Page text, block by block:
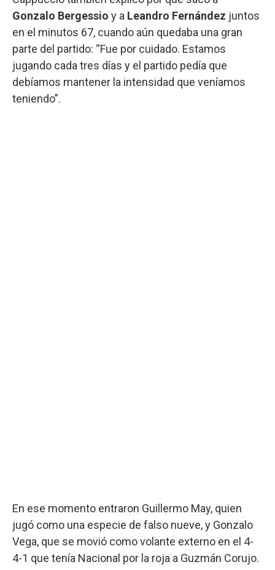
Gonzalo Bergessio y a Leandro Fernández juntos
en el minutos 67, cuando aún quedaba una gran
parte del partido: “Fue por cuidado. Estamos
jugando cada tres días y el partido pedía que
debíamos mantener la intensidad que veníamos
teniendo”.
En ese momento entraron Guillermo May, quien
jugó como una especie de falso nueve, y Gonzalo
Vega, que se movió como volante externo en el 4-
4-1 que tenía Nacional por la roja a Guzmán Corujo.